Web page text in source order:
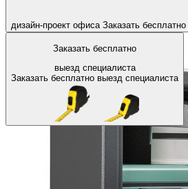
дизайн-проект офиса Заказать бесплатно
Заказать бесплатно
выезд специалиста
Заказать бесплатно выезд специалиста